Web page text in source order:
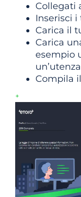
Collegati
Inserisci
Carica il
Carica
esempio
Compila
+